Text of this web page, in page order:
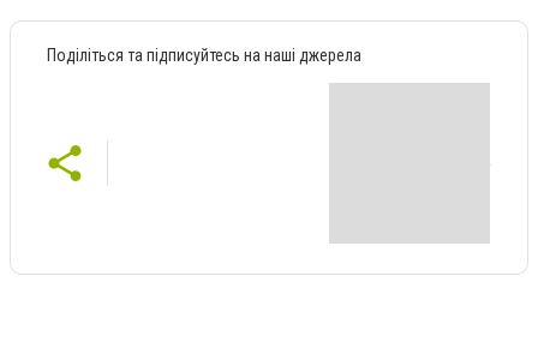
Поділіться та підписуйтесь на наші джерела